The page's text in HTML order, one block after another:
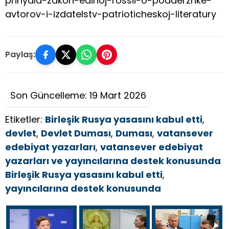
avtorov-i-izdatelstv-patrioticheskoj-literatury
Paylaş:
Son Güncelleme: 19 Mart 2026
Etiketler: Birleşik Rusya yasasını kabul etti,
devlet, Devlet Duması, Duması, vatansever
edebiyat yazarları, vatansever edebiyat
yazarları ve yayıncılarına destek konusunda
Birleşik Rusya yasasını kabul etti,
yayıncılarına destek konusunda